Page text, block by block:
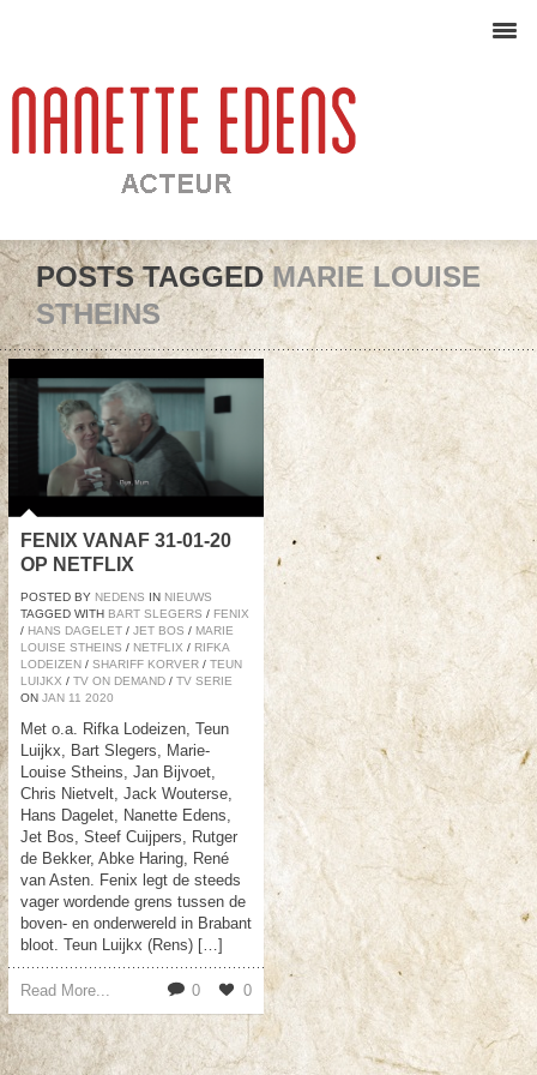
POSTS TAGGEDMARIE LOUISE
STHEINS
FENIX VANAF 31-01-20
OP NETFLIX
POSTED BY NEDENS IN NIEUWS
TAGGED WITH BART SLEGERS / FENIX
/ HANS DAGELET / JET BOS / MARIE
LOUISE STHEINS / NETFLIX / RIFKA
LODEIZEN / SHARIFF KORVER / TEUN
LUIJKX / TV ON DEMAND / TV SERIE
ON JAN 11 2020
Met o.a. Rifka Lodeizen, Teun
Luijkx, Bart Slegers, Marie-
Louise Stheins, Jan Bijvoet,
Chris Nietvelt, Jack Wouterse,
Hans Dagelet, Nanette Edens,
Jet Bos, Steef Cuijpers, Rutger
de Bekker, Abke Haring, René
van Asten. Fenix legt de steeds
vager wordende grens tussen de
boven- en onderwereld in Brabant
bloot. Teun Luijkx (Rens) […]
Read More... 0 0